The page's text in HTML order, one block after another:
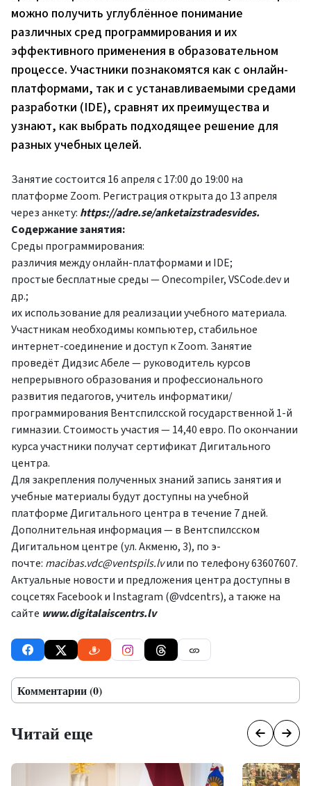
можно получить углублённое понимание
различных сред программирования и их
эффективного применения в образовательном
процессе. Участники познакомятся как с онлайн-
платформами, так и с устанавливаемыми средами
разработки (IDE), сравнят их преимущества и
узнают, как выбрать подходящее решение для
разных учебных целей.
Занятие состоится 16 апреля с 17:00 до 19:00 на
платформе Zoom. Регистрация открыта до 13 апреля
через анкету: https://adre.se/anketaizstradesvides.
Содержание занятия:
Среды программирования:
различия между онлайн-платформами и IDE;
простые бесплатные среды — Onecompiler, VSCode.dev и
др.;
их использование для реализации учебного материала.
Участникам необходимы компьютер, стабильное
интернет-соединение и доступ к Zoom. Занятие
проведёт Дидзис Абеле — руководитель курсов
непрерывного образования и профессионального
развития педагогов, учитель информатики/
программирования Вентспилсской государственной 1-й
гимназии. Стоимость участия — 14,40 евро. По окончании
курса участники получат сертификат Дигитального
центра.
Для закрепления полученных знаний запись занятия и
учебные материалы будут доступны на учебной
платформе Дигитального центра в течение 7 дней.
Дополнительная информация — в Вентспилсском
Дигитальном центре (ул. Акменю, 3), по э-
почте: macibas.vdc@ventspils.lvили по телефону 63607607.
Актуальные новости и предложения центра доступны в
соцсетях Facebook и Instagram (@vdcentrs), а также на
сайте www.digitalaiscentrs.lv
Комментарии (0)
Читай еще